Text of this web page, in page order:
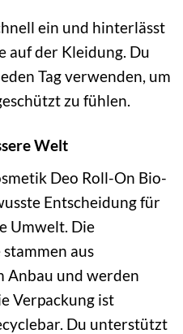
ein und hinterlässt
auf der Kleidung. Du
Tag verwenden, um
zu fühlen.
Welt
Deo Roll-On Bio-
Entscheidung für
Umwelt. Die
aus
Anbau und werden
Verpackung ist
Du unterstützt